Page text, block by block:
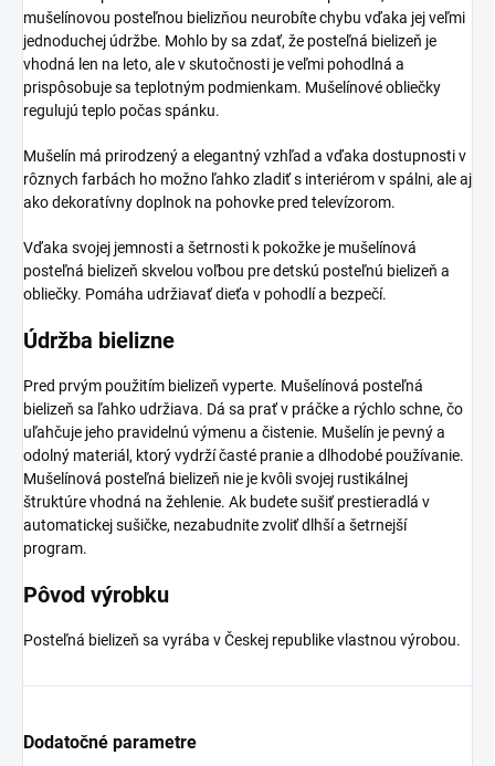
mušelínovou posteľnou bielizňou neurobíte chybu vďaka jej veľmi
jednoduchej údržbe. Mohlo by sa zdať, že posteľná bielizeň je
vhodná len na leto, ale v skutočnosti je veľmi pohodlná a
prispôsobuje sa teplotným podmienkam. Mušelínové obliečky
regulujú teplo počas spánku.
Mušelín má prirodzený a elegantný vzhľad a vďaka dostupnosti v
rôznych farbách ho možno ľahko zladiť s interiérom v spálni, ale aj
ako dekoratívny doplnok na pohovke pred televízorom.
Vďaka svojej jemnosti a šetrnosti k pokožke je mušelínová
posteľná bielizeň skvelou voľbou pre detskú posteľnú bielizeň a
obliečky. Pomáha udržiavať dieťa v pohodlí a bezpečí.
Údržba bielizne
Pred prvým použitím bielizeň vyperte. Mušelínová posteľná
bielizeň sa ľahko udržiava. Dá sa prať v práčke a rýchlo schne, čo
uľahčuje jeho pravidelnú výmenu a čistenie. Mušelín je pevný a
odolný materiál, ktorý vydrží časté pranie a dlhodobé používanie.
Mušelínová posteľná bielizeň nie je kvôli svojej rustikálnej
štruktúre vhodná na žehlenie. Ak budete sušiť prestieradlá v
automatickej sušičke, nezabudnite zvoliť dlhší a šetrnejší
program.
Pôvod výrobku
Posteľná bielizeň sa vyrába v Českej republike vlastnou výrobou.
Dodatočné parametre